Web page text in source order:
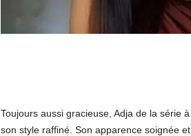
Toujours aussi gracieuse, Adja de la série
son style raffiné. Son apparence soignée